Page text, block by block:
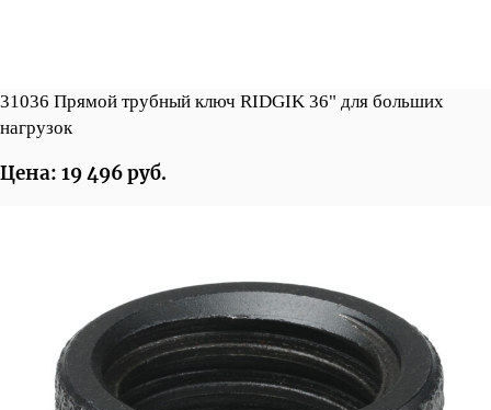
31036 Прямой трубный ключ RIDGIK 36" для больших
нагрузок
Цена: 19 496 руб.